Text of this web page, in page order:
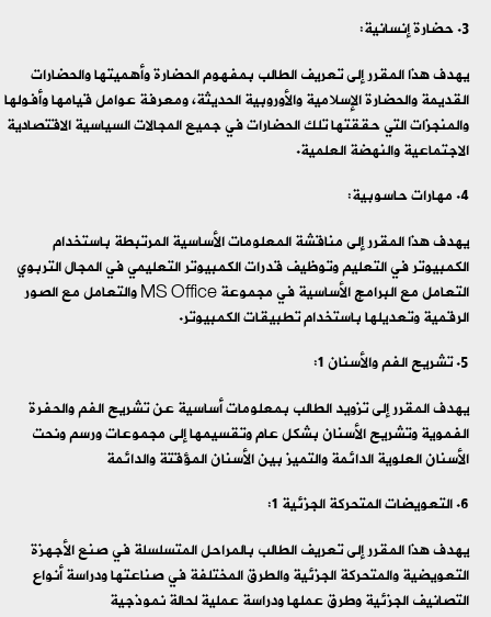
حضارة إنسانية:
يهدف هذا المقرر إلى تعريف الطالب بمفهوم الحضارة وأهميتها والحضارات
القديمة والحضارة الإسلامية والأوروبية الحديثة، ومعرفة عوامل قيامها وأفولها
والمنجزات التي حققتها تلك الحضارات في جميع المجالات السياسية الاقتصادية
الاجتماعية والنهضة العلمية.
مهارات حاسوبية:
يهدف هذا المقرر إلى مناقشة المعلومات الأساسية المرتبطة باستخدام
الكمبيوتر في التعليم وتوظيف قدرات الكمبيوتر التعليمي في المجال التربوي
التعامل مع البرامج الأساسية في مجموعة MS Office والتعامل مع الصور
الرقمية وتعديلها باستخدام تطبيقات الكمبيوتر.
تشريح الفم والأسنان 1:
يهدف المقرر إلى تزويد الطالب بمعلومات أساسية عن تشريح الفم والحفرة
الفموية وتشريح الأسنان بشكل عام وتقسيمها إلى مجموعات ورسم ونحت
الأسنان العلوية الدائمة والتميز بين الأسنان المؤقتة والدائمة
التعويضات المتحركة الجزئية 1:
يهدف هذا المقرر إلى تعريف الطالب بالمراحل المتسلسلة في صنع الأجهزة
التعويضية والمتحركة الجزئية والطرق المختلفة في صناعتها ودراسة أنواع
التصانيف الجزئية وطرق عملها ودراسة عملية لحالة نموذجية